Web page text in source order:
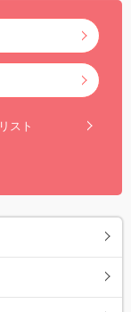
スト